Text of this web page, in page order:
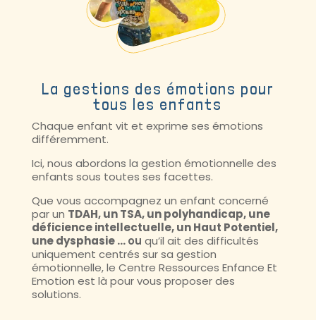
La gestions des émotions pour
tous les enfants
Chaque enfant vit et exprime ses émotions
différemment.
Ici, nous abordons la gestion émotionnelle des
enfants sous toutes ses facettes.
Que vous accompagnez un enfant concerné
par un TDAH, un TSA, un polyhandicap, une
déficience intellectuelle, un Haut Potentiel,
une dysphasie …ou qu’il ait des difficultés
uniquement centrés sur sa gestion
émotionnelle, le Centre Ressources Enfance Et
Emotion est là pour vous proposer des
solutions.